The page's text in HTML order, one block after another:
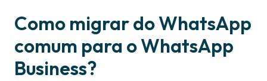
Como migrar do WhatsApp
comum para o WhatsApp
Business?